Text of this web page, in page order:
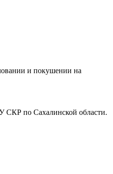
и покушении на
СКР по Сахалинской области.